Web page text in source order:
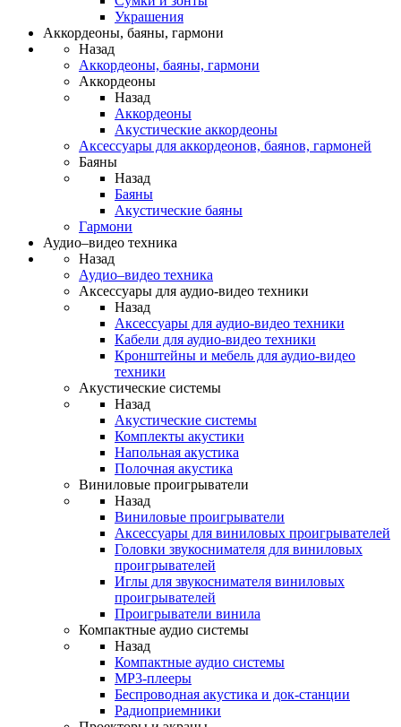
Украшения
Аккордеоны, баяны, гармони
Назад
Аккордеоны, баяны, гармони
Аккордеоны
Назад
Аккордеоны
Акустические аккордеоны
Аксессуары для аккордеонов, баянов, гармоней
Баяны
Назад
Баяны
Акустические баяны
Гармони
Аудио–видео техника
Назад
Аудио–видео техника
Аксессуары для аудио-видео техники
Назад
Аксессуары для аудио-видео техники
Кабели для аудио-видео техники
Кронштейны и мебель для аудио-видео
техники
Акустические системы
Назад
Акустические системы
Комплекты акустики
Напольная акустика
Полочная акустика
Виниловые проигрыватели
Назад
Виниловые проигрыватели
Аксессуары для виниловых проигрывателей
Головки звукоснимателя для виниловых
проигрывателей
Иглы для звукоснимателя виниловых
проигрывателей
Проигрыватели винила
Компактные аудио системы
Назад
Компактные аудио системы
MP3-плееры
Беспроводная акустика и док-станции
Радиоприемники